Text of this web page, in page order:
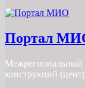
Портал
Межрегиональный
конструкций